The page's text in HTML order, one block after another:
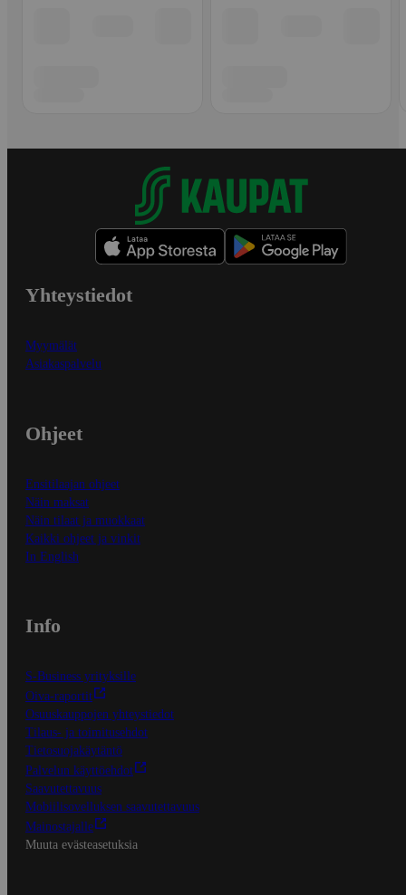
Yhteystiedot
Myymälät
Asiakaspalvelu
Ohjeet
Ensitilaajan ohjeet
Näin maksat
Näin tilaat ja muokkaat
Kaikki ohjeet ja vinkit
In English
Info
S-Business yrityksille
Oiva-raportit
Osuuskauppojen yhteystiedot
Tilaus- ja toimitusehdot
Tietosuojakäytäntö
Palvelun käyttöehdot
Saavutettavuus
Mobiilisovelluksen saavutettavuus
Mainostajalle
Muuta evästeasetuksia